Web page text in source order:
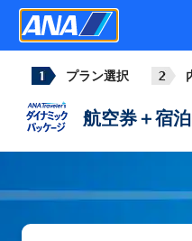
プラン選択
航空券＋宿